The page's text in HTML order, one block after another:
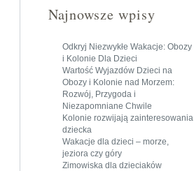
Najnowsze wpisy
Odkryj Niezwykłe Wakacje: Obozy
i Kolonie Dla Dzieci
Wartość Wyjazdów Dzieci na
Obozy i Kolonie nad Morzem:
Rozwój, Przygoda i
Niezapomniane Chwile
Kolonie rozwijają zainteresowania
dziecka
Wakacje dla dzieci – morze,
jeziora czy góry
Zimowiska dla dzieciaków